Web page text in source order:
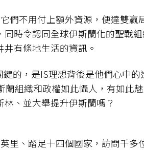
們不用付上額外資源，便達雙贏
時令認同全球伊斯蘭化的聖戰
有條地生活的資訊。
的，是IS理想背後是他們心中的
組織和政權如此懾人，有如此
、並大舉提升伊斯蘭嗎？
里、踏足十四個國家，訪問千多